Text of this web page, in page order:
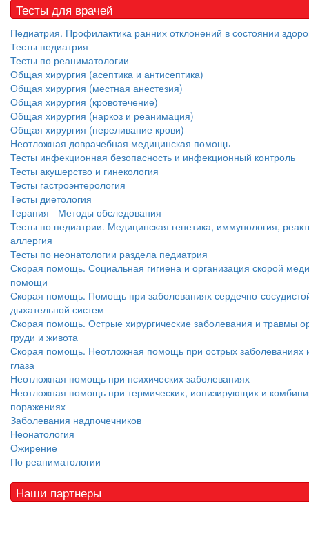
Тесты для врачей
Педиатрия. Профилактика ранних отклонений в состоянии
Тесты педиатрия
Тесты по реаниматологии
Общая хирургия (асептика и антисептика)
Общая хирургия (местная анестезия)
Общая хирургия (кровотечение)
Общая хирургия (наркоз и реанимация)
Общая хирургия (переливание крови)
Неотложная доврачебная медицинская помощь
Тесты инфекционная безопасность и инфекционный контроль
Тесты акушерство и гинекология
Тесты гастроэнтерология
Тесты диетология
Терапия - Методы обследования
Тесты по педиатрии. Медицинская генетика, иммунология,
аллергия
Тесты по неонатологии раздела педиатрия
Скорая помощь. Социальная гигиена и организация скорой
помощи
Скорая помощь. Помощь при заболеваниях сердечно-
дыхательной систем
Скорая помощь. Острые хирургические заболевания и травмы
груди и живота
Скорая помощь. Неотложная помощь при острых заболеваниях
глаза
Неотложная помощь при психических заболеваниях
Неотложная помощь при термических, ионизирующих и
поражениях
Заболевания надпочечников
Неонатология
Ожирение
По реаниматологии
Наши партнеры